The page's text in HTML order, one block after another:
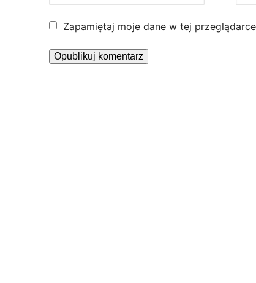
Zapamiętaj moje dane w tej